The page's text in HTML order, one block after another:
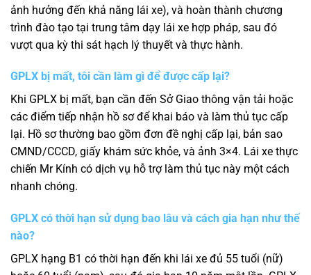
ảnh hưởng đến khả năng lái xe), và hoàn thành chương
trình đào tạo tại trung tâm dạy lái xe hợp pháp, sau đó
vượt qua kỳ thi sát hạch lý thuyết và thực hành.
GPLX bị mất, tôi cần làm gì để được cấp lại?
Khi GPLX bị mất, bạn cần đến Sở Giao thông vận tải hoặc
các điểm tiếp nhận hồ sơ để khai báo và làm thủ tục cấp
lại. Hồ sơ thường bao gồm đơn đề nghị cấp lại, bản sao
CMND/CCCD, giấy khám sức khỏe, và ảnh 3×4. Lái xe thực
chiến Mr Kính có dịch vụ hỗ trợ làm thủ tục này một cách
nhanh chóng.
GPLX có thời hạn sử dụng bao lâu và cách gia hạn như thế
nào?
GPLX hạng B1 có thời hạn đến khi lái xe đủ 55 tuổi (nữ)